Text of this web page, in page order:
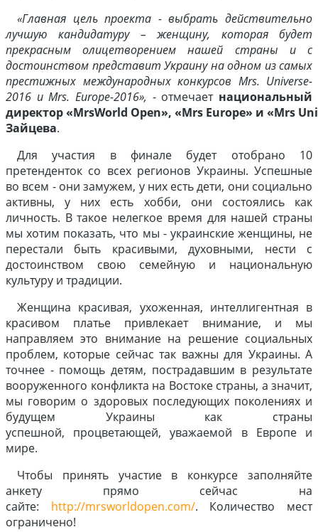
«Главная цель проекта - выбрать действительно
лучшую кандидатуру – женщину, которая будет
прекрасным олицетворением нашей страны и с
достоинством представит Украину на одном из самых
престижных международных конкурсов Mrs. Universe-
2016 и Mrs. Europe-2016», - отмечает национальный
директор «MrsWorld Open», «Mrs Europe» и «Mrs
Зайцева.
Для участия в финале будет отобрано 10
претенденток со всех регионов Украины. Успешные
во всем - они замужем, у них есть дети, они социально
активны, у них есть хобби, они состоялись как
личность. В такое нелегкое время для нашей страны
мы хотим показать, что мы - украинские женщины, не
перестали быть красивыми, духовными, нести с
достоинством свою семейную и национальную
культуру и традиции.
Женщина красивая, ухоженная, интеллигентная в
красивом платье привлекает внимание, и мы
направляем это внимание на решение социальных
проблем, которые сейчас так важны для Украины. А
точнее - помощь детям, пострадавшим в результате
вооруженного конфликта на Востоке страны, а значит,
мы говорим о здоровых последующих поколениях и
будущем Украины как страны
успешной, процветающей, уважаемой в Европе и
мире.
Чтобы принять участие в конкурсе заполняйте
анкету прямо сейчас на
сайте: http://mrsworldopen.com/. Количество мест
ограничено!